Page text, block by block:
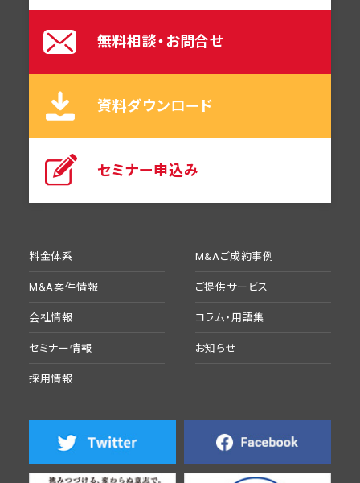
料金体系 M&Aご成約事例
M&A案件情報 ご提供サービス
会社情報 コラム・用語集
セミナー情報 お知らせ
採用情報
無料相談・お問合せ
資料ダウンロード
セミナー申込み